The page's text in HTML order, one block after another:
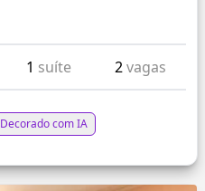
1 suíte 2vagas
Decorado com IA